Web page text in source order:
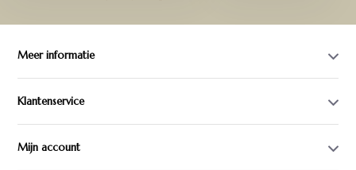
Meer informatie
Klantenservice
Mijn account